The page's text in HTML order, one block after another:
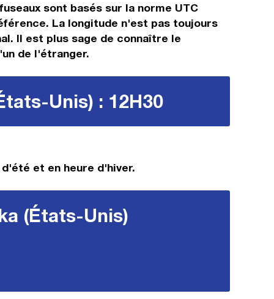
sont basés sur la norme UTC
La longitude n'est pas toujours
Il est plus sage de connaître le
de l'étranger.
Unis) : 12H30
et en heure d'hiver.
(États-Unis)